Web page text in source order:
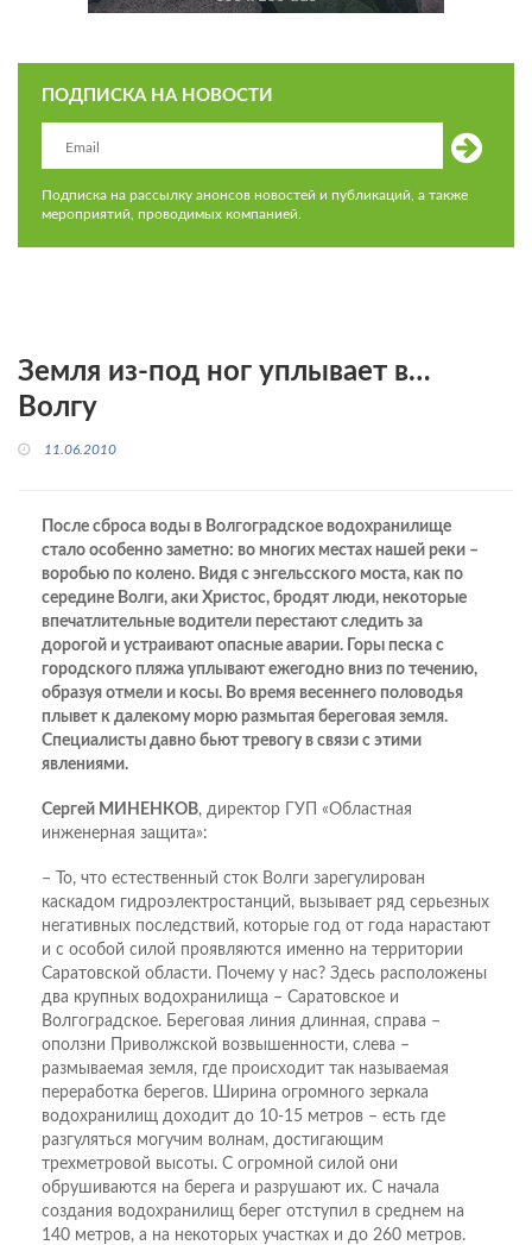
ПОДПИСКА НА НОВОСТИ
Подписка на рассылку анонсов новостей и публикаций, а также
мероприятий, проводимых компанией.
Земля из-под ног уплывает в…
Волгу
11.06.2010
После сброса воды в Волгоградское водохранилище
стало особенно заметно: во многих местах нашей реки –
воробью по колено. Видя с энгельсского моста, как по
середине Волги, аки Христос, бродят люди, некоторые
впечатлительные водители перестают следить за
дорогой и устраивают опасные аварии. Горы песка с
городского пляжа уплывают ежегодно вниз по течению,
образуя отмели и косы. Во время весеннего половодья
плывет к далекому морю размытая береговая земля.
Специалисты давно бьют тревогу в связи с этими
явлениями.
Сергей МИНЕНКОВ, директор ГУП «Областная
инженерная защита»:
– То, что естественный сток Волги зарегулирован
каскадом гидроэлектростанций, вызывает ряд серьезных
негативных последствий, которые год от года нарастают
и с особой силой проявляются именно на территории
Саратовской области. Почему у нас? Здесь расположены
два крупных водохранилища – Саратовское и
Волгоградское. Береговая линия длинная, справа –
оползни Приволжской возвышенности, слева –
размываемая земля, где происходит так называемая
переработка берегов. Ширина огромного зеркала
водохранилищ доходит до 10-15 метров – есть где
разгуляться могучим волнам, достигающим
трехметровой высоты. С огромной силой они
обрушиваются на берега и разрушают их. С начала
создания водохранилищ берег отступил в среднем на
140 метров, а на некоторых участках и до 260 метров.